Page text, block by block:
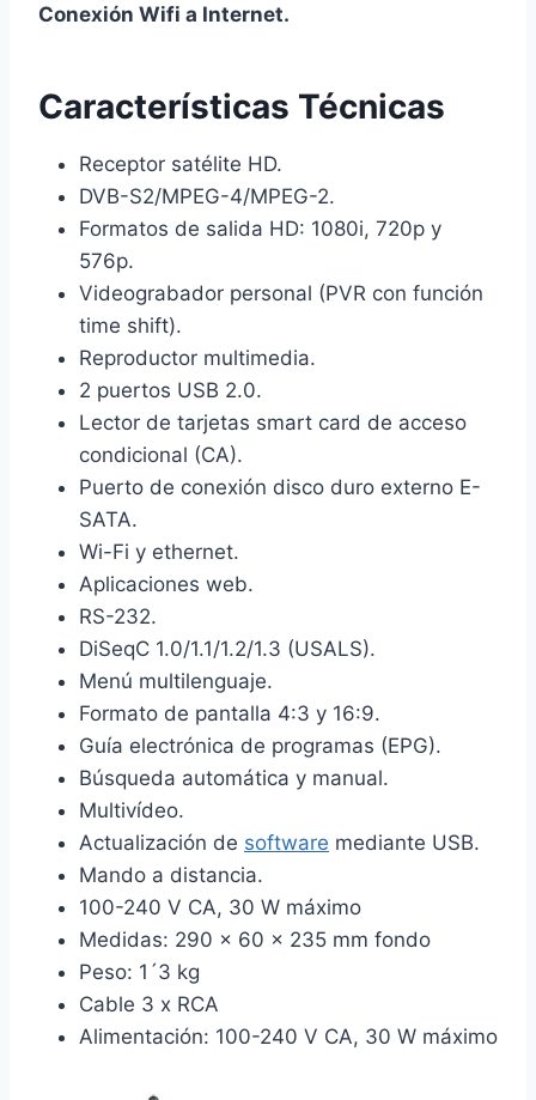
Conexión Wifi a Internet.
Características Técnicas
Receptor satélite HD.
DVB-S2/MPEG-4/MPEG-2.
Formatos de salida HD: 1080i, 720p y
576p.
Videograbador personal (PVR con función
time shift).
Reproductor multimedia.
2 puertos USB 2.0.
Lector de tarjetas smart card de acceso
condicional (CA).
Puerto de conexión disco duro externo E-
SATA.
Wi-Fi y ethernet.
Aplicaciones web.
RS-232.
DiSeqC 1.0/1.1/1.2/1.3 (USALS).
Menú multilenguaje.
Formato de pantalla 4:3 y 16:9.
Guía electrónica de programas (EPG).
Búsqueda automática y manual.
Multivídeo.
Actualización de software mediante USB.
Mando a distancia.
100-240 V CA, 30 W máximo
Medidas: 290 x 60 x 235 mm fondo
Peso: 1´3 kg
Cable 3 x RCA
Alimentación: 100-240 V CA, 30 W máximo